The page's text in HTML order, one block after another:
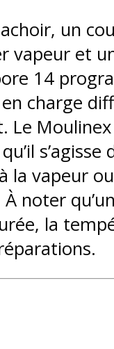
un
vapeur et
14
charge
la vapeur
À noter
la